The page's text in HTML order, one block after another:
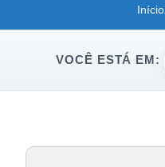
Início
VOCÊ ESTÁ EM: